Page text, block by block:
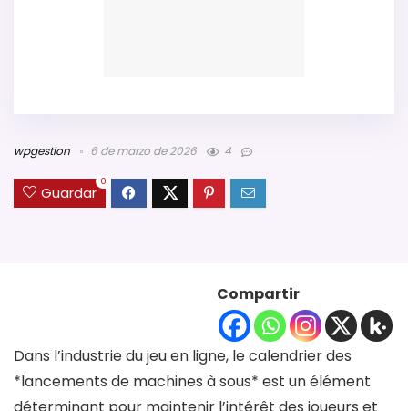
wpgestion 6 de marzo de 2026 4
Guardar
0
Compartir
Dans l’industrie du jeu en ligne, le calendrier des
*lancements de machines à sous* est un élément